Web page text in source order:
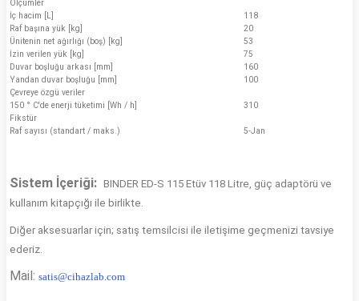
Ölçümler
İç hacim [L]
118
Raf başına yük [kg]
20
Ünitenin net ağırlığı (boş) [kg]
53
İzin verilen yük [kg]
75
Duvar boşluğu arkası [mm]
160
Yandan duvar boşluğu [mm]
100
Çevreye özgü veriler
150 ° C'de enerji tüketimi [Wh / h]
310
Fikstür
Raf sayısı (standart / maks.)
5-Jan
Sistem İçeriği: BINDER ED-S 115 Etüv 118 Litre, güç adaptörü ve
kullanım kitapçığı ile birlikte.
Diğer aksesuarlar için; satış temsilcisi ile iletişime geçmenizi tavsiye
ederiz.
Mail: satis@cihazlab.com